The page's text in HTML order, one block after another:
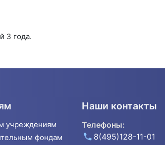
3 года.
учреждениям
фондам
Наши контакты
Телефоны:
8(495)128-11-01